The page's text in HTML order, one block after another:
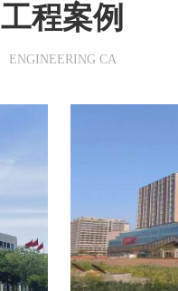
工程案例
ENGINEERING CA